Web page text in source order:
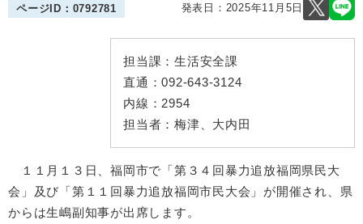
ページID：0792781 発表日： 2025年11月5日
担当課： 生活安全課
直通：092-643-3124
内線： 2954
担当者： 梅津、大内田
​１１月１３日、福岡市で「第３４回暴力追放福岡県民大
会」及び「第１１回暴力追放福岡市民大会」が開催され、県
からは生嶋副知事が出席します。